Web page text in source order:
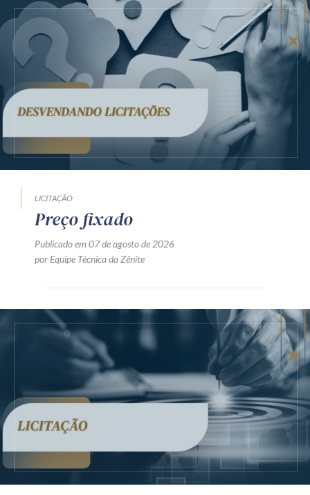
LICITAÇÃO
Preço fixado
Publicado em 07 de agosto de 2026
por Equipe Técnica da Zênite